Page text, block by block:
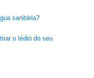
sanitária?
o tédio do seu